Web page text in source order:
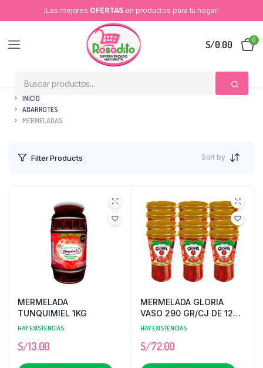
¡Las mejores OFERTAS en productos para tu hogar!
S/0.00 0
INICIO
ABARROTES
MERMELADAS
Filter Products Sort by
MERMELADA
TUNQUIMIEL 1KG
HAY EXISTENCIAS
S/13.00
MERMELADA GLORIA
VASO 290 GR/CJ DE 12
UNI
HAY EXISTENCIAS
S/72.00